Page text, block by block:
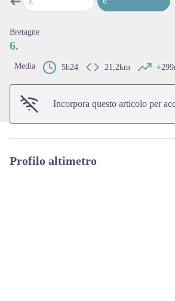
Passo precedente
Bretagne
6.
Media 5h24 21,2km
Incorpora questo articolo per
Profilo altimetro